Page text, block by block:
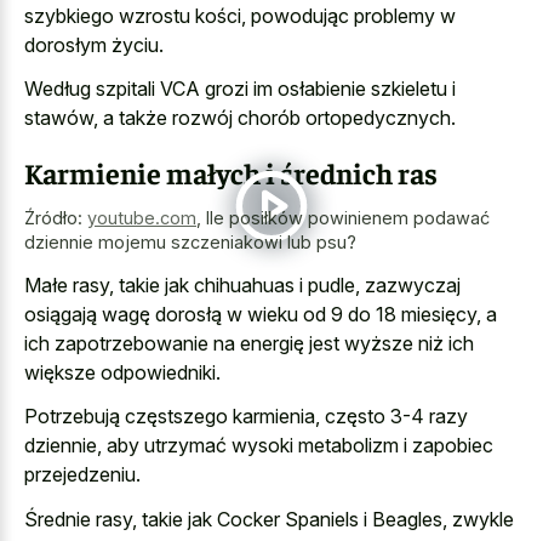
szybkiego wzrostu kości, powodując problemy w
dorosłym życiu.
Według szpitali VCA grozi im osłabienie szkieletu i
stawów, a także rozwój chorób ortopedycznych.
Karmienie małych i średnich ras
Źródło: youtube.com Ile posiłków powinienem podawać
dziennie mojemu szczeniakowi lub psu?
Małe rasy, takie jak chihuahuas i pudle, zazwyczaj
osiągają wagę dorosłą w wieku od 9 do 18 miesięcy, a
ich zapotrzebowanie na energię jest wyższe niż ich
większe odpowiedniki.
Potrzebują częstszego karmienia, często 3-4 razy
dziennie, aby utrzymać wysoki metabolizm i zapobiec
przejedzeniu.
Średnie rasy, takie jak Cocker Spaniels i Beagles, zwykle